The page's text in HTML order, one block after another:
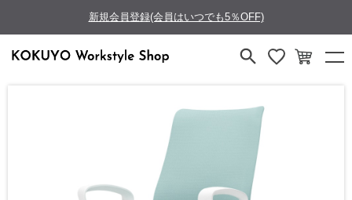
新規会員登録(会員はいつでも5％OFF)